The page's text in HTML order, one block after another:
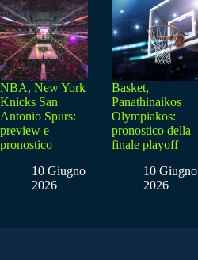
NBA, New York
Knicks San
Antonio Spurs:
preview e
pronostico
10 Giugno
2026
Basket,
Panathinaikos
Olympiakos:
pronostico della
finale playoff
10 Giugno
2026